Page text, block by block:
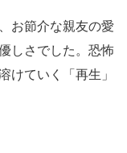
お節介な親友の愛
しさでした。恐怖
けていく「再生」